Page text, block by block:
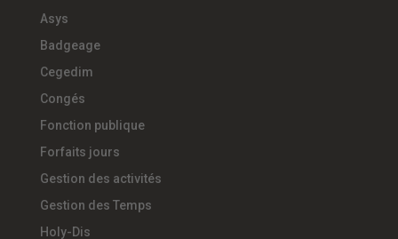
Asys
Badgeage
Cegedim
Congés
Fonction publique
Forfaits jours
Gestion des activités
Gestion des Temps
Holy-Dis